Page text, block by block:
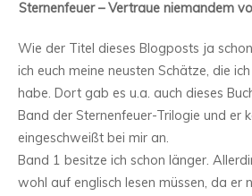
Sternenfeuer – Vertraue niemandem
Wie der Titel dieses Blogposts ja
ich euch meine neusten Schätze, die
habe. Dort gab es u.a. auch dieses
Band der Sternenfeuer-Trilogie und er
eingeschweißt bei mir an.
Band 1 besitze ich schon länger.
wohl auf englisch lesen müssen, da er